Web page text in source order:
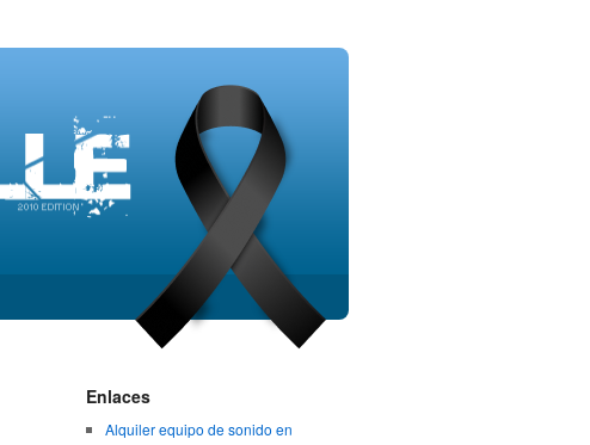
Enlaces
Alquiler equipo de sonido en